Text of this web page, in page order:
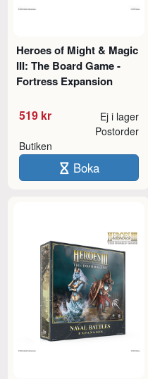
Heroes of Might & Magic
III: The Board Game -
Fortress Expansion
519 kr Ej i lager
Butiken
Postorder
Boka